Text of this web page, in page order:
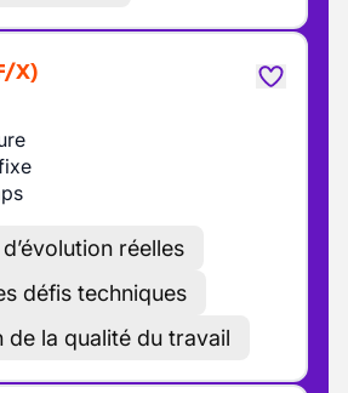
X)
réelles
défis techniques
de la qualité du travail